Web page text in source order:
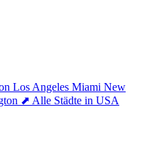
Los Angeles Miami New
⬈ Alle Städte in USA